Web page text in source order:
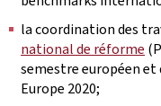
la coordination des
national de réforme
semestre européen
Europe 2020;